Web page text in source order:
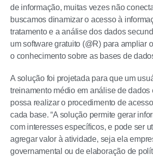
de informação, muitas vezes não
buscamos dinamizar o acesso à
tratamento e a análise dos dados
um software gratuito (@R) para ampliar
o conhecimento sobre as bases de
A solução foi projetada para que um
treinamento médio em análise de dados
possa realizar o procedimento de
cada base. “A solução permite gerar
com interesses específicos, e pode ser
agregar valor à atividade, seja ela
governamental ou de elaboração de